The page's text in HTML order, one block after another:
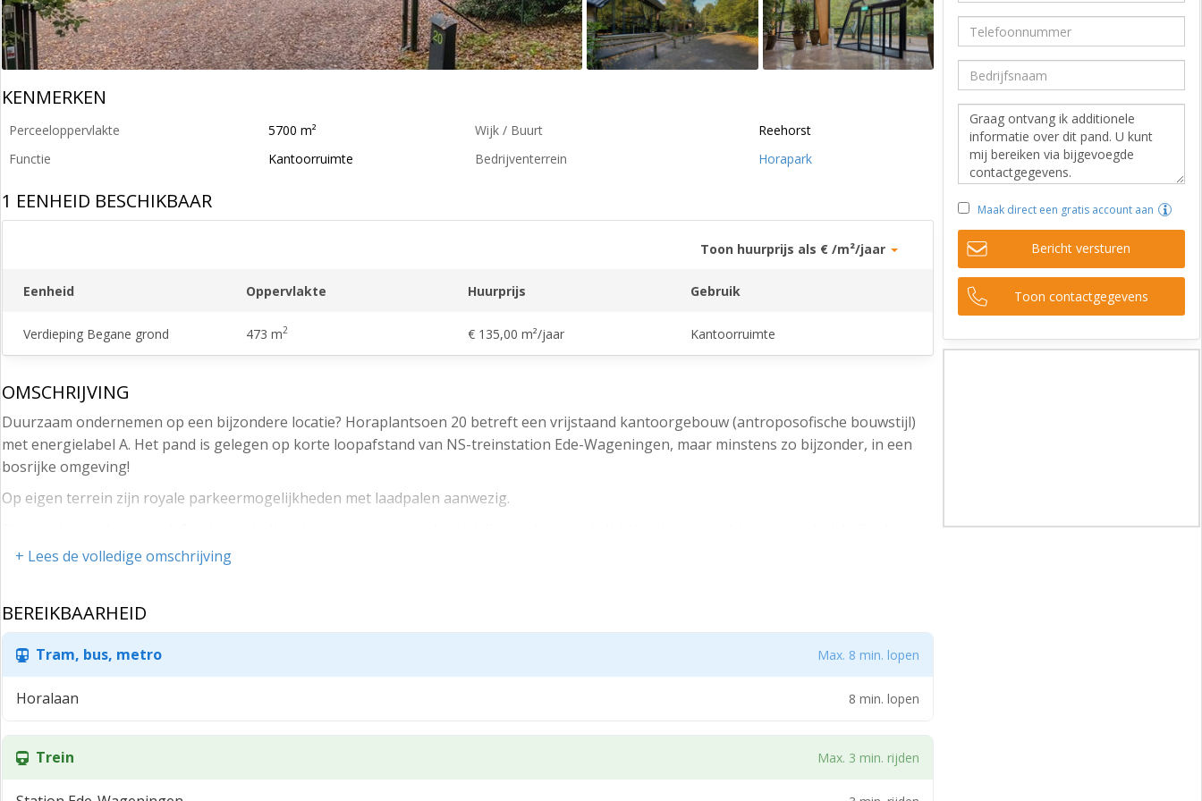
KENMERKEN
Perceeloppervlakte
5700 m²
Functie
Kantoorruimte
Wijk / Buurt
Reehorst
Bedrijventerrein
Horapark
1 EENHEID BESCHIKBAAR
Toon huurprijs als € /m²/jaar
Eenheid Oppervlakte Huurprijs Gebruik
Verdieping Begane grond 473 m2 € 135,00 m²/jaar Kantoorruimte
OMSCHRIJVING
Duurzaam ondernemen op een bijzondere locatie? Horaplantsoen 20 betreft een vrijstaand kantoorgebouw (antroposofische bouwstijl)
met energielabel A. Het pand is gelegen op korte loopafstand van NS-treinstation Ede-Wageningen, maar minstens zo bijzonder, in een
bosrijke omgeving!
Op eigen terrein zijn royale parkeermogelijkheden met laadpalen aanwezig.
comfortabel wordt ervaren!
Werkelijk waar een heerlijke plek om te werken.
Bereikbaarheid:
Het gebouw ligt in een schitterende, verzorgde bosrijke omgeving, aan de rand van natuurgebied Hoekelumse Bos en de Veluwe. Aan de
noordzijde van het complex ligt het ENKA-terrein. NS-Intercitystation Ede-Wageningen is te voet bereikbaar. Tevens is de ligging ten
Vloeroppervlakte:
+ Lees de volledige omschrijving
BEREIKBAARHEID
Tram, bus, metro Max. 8 min. lopen
Horalaan 8 min. lopen
Trein Max. 3 min. rijden
Maak direct een gratis account aan
Bericht versturen
Toon contactgegevens